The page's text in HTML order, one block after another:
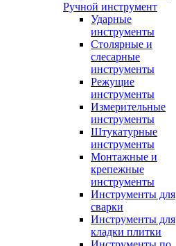
Ручной инструмент
Ударные
инструменты
Столярные и
слесарные
инструменты
Режущие
инструменты
Измерительные
инструменты
Штукатурные
инструменты
Монтажные и
крепежные
инструменты
Инструменты для
сварки
Инструменты для
кладки плитки